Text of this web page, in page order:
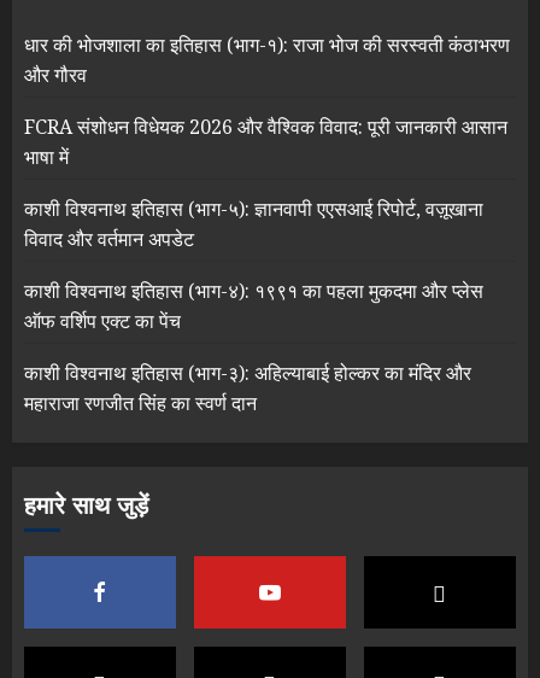
धार की भोजशाला का इतिहास (भाग-१): राजा भोज की सरस्वती कंठाभरण
और गौरव
FCRA संशोधन विधेयक 2026 और वैश्विक विवाद: पूरी जानकारी आसान
भाषा में
काशी विश्वनाथ इतिहास (भाग-५): ज्ञानवापी एएसआई रिपोर्ट, वज़ूखाना
विवाद और वर्तमान अपडेट
काशी विश्वनाथ इतिहास (भाग-४): १९९१ का पहला मुकदमा और प्लेस
ऑफ वर्शिप एक्ट का पेंच
काशी विश्वनाथ इतिहास (भाग-३): अहिल्याबाई होल्कर का मंदिर और
महाराजा रणजीत सिंह का स्वर्ण दान
हमारे साथ जुड़ें